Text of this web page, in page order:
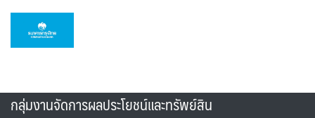
กลุ่มงานจัดการผลประโยชน์และทรัพย์สิน